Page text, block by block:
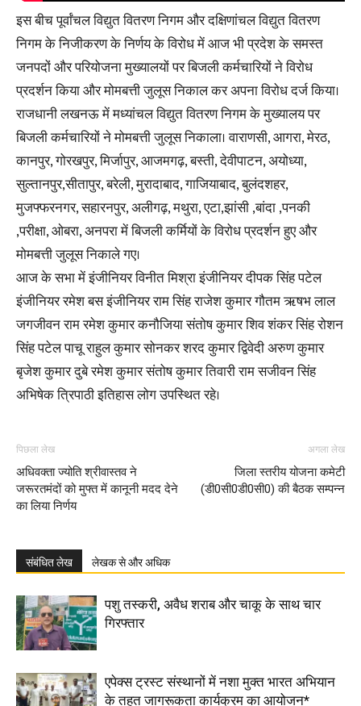
इस बीच पूर्वांचल विद्युत वितरण निगम और दक्षिणांचल विद्युत वितरण
निगम के निजीकरण के निर्णय के विरोध में आज भी प्रदेश के समस्त
जनपदों और परियोजना मुख्यालयों पर बिजली कर्मचारियों ने विरोध
प्रदर्शन किया और मोमबत्ती जुलूस निकाल कर अपना विरोध दर्ज किया।
राजधानी लखनऊ में मध्यांचल विद्युत वितरण निगम के मुख्यालय पर
बिजली कर्मचारियों ने मोमबत्ती जुलूस निकाला। वाराणसी, आगरा, मेरठ,
कानपुर, गोरखपुर, मिर्जापुर, आजमगढ़, बस्ती, देवीपाटन, अयोध्या,
सुल्तानपुर,सीतापुर, बरेली, मुरादाबाद, गाजियाबाद, बुलंदशहर,
मुजफ्फरनगर, सहारनपुर, अलीगढ़, मथुरा, एटा,झांसी ,बांदा ,पनकी
,परीक्षा, ओबरा, अनपरा में बिजली कर्मियों के विरोध प्रदर्शन हुए और
मोमबत्ती जुलूस निकाले गए।
आज के सभा में इंजीनियर विनीत मिश्रा इंजीनियर दीपक सिंह पटेल
इंजीनियर रमेश बस इंजीनियर राम सिंह राजेश कुमार गौतम ऋषभ लाल
जगजीवन राम रमेश कुमार कनौजिया संतोष कुमार शिव शंकर सिंह रोशन
सिंह पटेल पाचू राहुल कुमार सोनकर शरद कुमार द्विवेदी अरुण कुमार
बृजेश कुमार दुबे रमेश कुमार संतोष कुमार तिवारी राम सजीवन सिंह
अभिषेक त्रिपाठी इतिहास लोग उपस्थित रहे।
पिछला लेख
अधिवक्ता ज्योति श्रीवास्तव ने
जरूरतमंदों को मुफ्त में कानूनी मदद देने
का लिया निर्णय
अगला लेख
जिला स्तरीय योजना कमेटी
(डी0सी0डी0सी0) की बैठक सम्पन्न
संबंधित लेख लेखक से और अधिक
पशु तस्करी, अवैध शराब और चाकू के साथ चार
गिरफ्तार
एपेक्स ट्रस्ट संस्थानों में नशा मुक्त भारत अभियान
के तहत जागरूकता कार्यक्रम का आयोजन*